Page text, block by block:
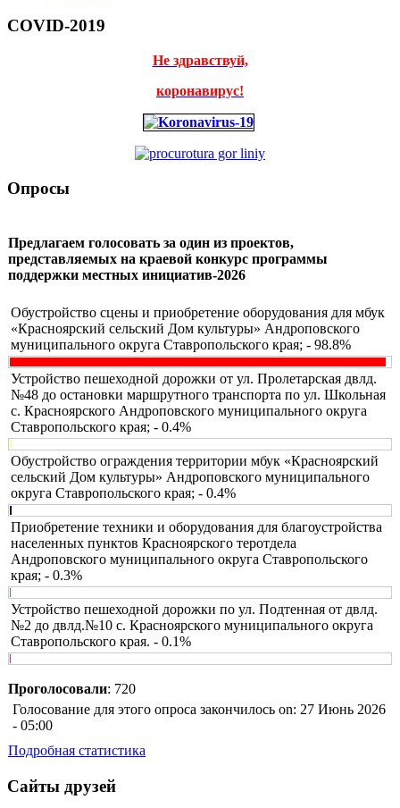
COVID-2019
Не здравствуй,
коронавирус!
Опросы
Предлагаем голосовать за один из проектов,
представляемых на краевой конкурс программы
поддержки местных инициатив-2026
Обустройство сцены и приобретение оборудования для мбук
«Красноярский сельский Дом культуры» Андроповского
муниципального округа Ставропольского края; - 98.8%
Устройство пешеходной дорожки от ул. Пролетарская двлд.
№48 до остановки маршрутного транспорта по ул. Школьная
с. Красноярского Андроповского муниципального округа
Ставропольского края; - 0.4%
Обустройство ограждения территории мбук «Красноярский
сельский Дом культуры» Андроповского муниципального
округа Ставропольского края; - 0.4%
Приобретение техники и оборудования для благоустройства
населенных пунктов Красноярского теротдела
Андроповского муниципального округа Ставропольского
края; - 0.3%
Устройство пешеходной дорожки по ул. Подтенная от двлд.
№2 до двлд.№10 с. Красноярского муниципального округа
Ставропольского края. - 0.1%
Проголосовали: 720
Голосование для этого опроса закончилось on: 27 Июнь 2026
- 05:00
Подробная статистика
Сайты друзей